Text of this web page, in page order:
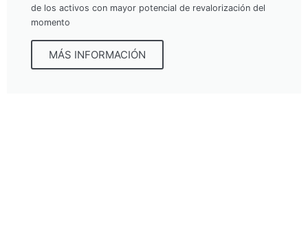
de los activos con mayor potencial de revalorización del
momento
MÁS INFORMACIÓN